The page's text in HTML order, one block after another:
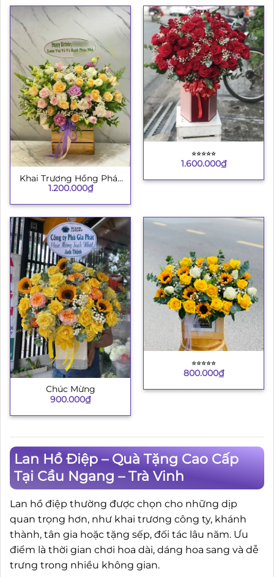
Khai Trương Hồng Phát
4
1.200.000₫
⭐︎⭐︎⭐︎⭐︎⭐︎
1.600.000₫
Chúc Mừng
900.000₫
⭐︎⭐︎⭐︎⭐︎⭐︎
800.000₫
Lan Hồ Điệp – Quà Tặng Cao Cấp
Tại Cầu Ngang – Trà Vinh
Lan hồ điệp thường được chọn cho những dịp
quan trọng hơn, như khai trương công ty, khánh
thành, tân gia hoặc tặng sếp, đối tác lâu năm. Ưu
điểm là thời gian chơi hoa dài, dáng hoa sang và dễ
trưng trong nhiều không gian.